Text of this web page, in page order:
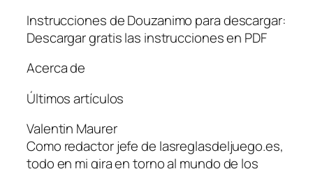
Instrucciones de Douzanimo para descargar:
Descargar gratis las instrucciones en PDF
Acerca de
Últimos artículos
Valentin Maurer
Como redactor jefe de lasreglasdeljuego.es,
todo en mi gira en torno al mundo de los